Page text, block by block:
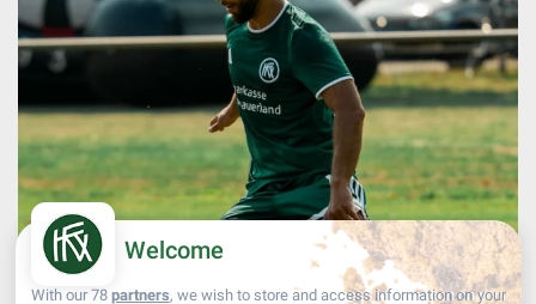
Welcome
With our 78 partners, we wish to store and access information on your